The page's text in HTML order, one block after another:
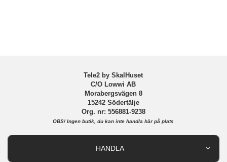
Tele2 by SkalHuset
C/O Lowwi AB
Morabergsvägen 8
15242 Södertälje
Org. nr: 556881-9238
OBS! Ingen butik, du kan inte handla här på plats
HANDLA